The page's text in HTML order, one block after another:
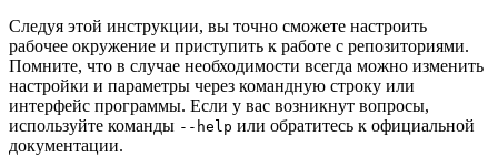
Следуя этой инструкции, вы точно сможете настроить
рабочее окружение и приступить к работе с репозиториями.
Помните, что в случае необходимости всегда можно изменить
настройки и параметры через командную строку или
интерфейс программы. Если у вас возникнут вопросы,
используйте команды --help или обратитесь к официальной
документации.